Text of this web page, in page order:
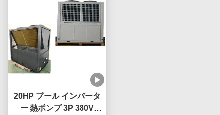
20HP プール インバータ
ー 熱ポンプ 3P 380V